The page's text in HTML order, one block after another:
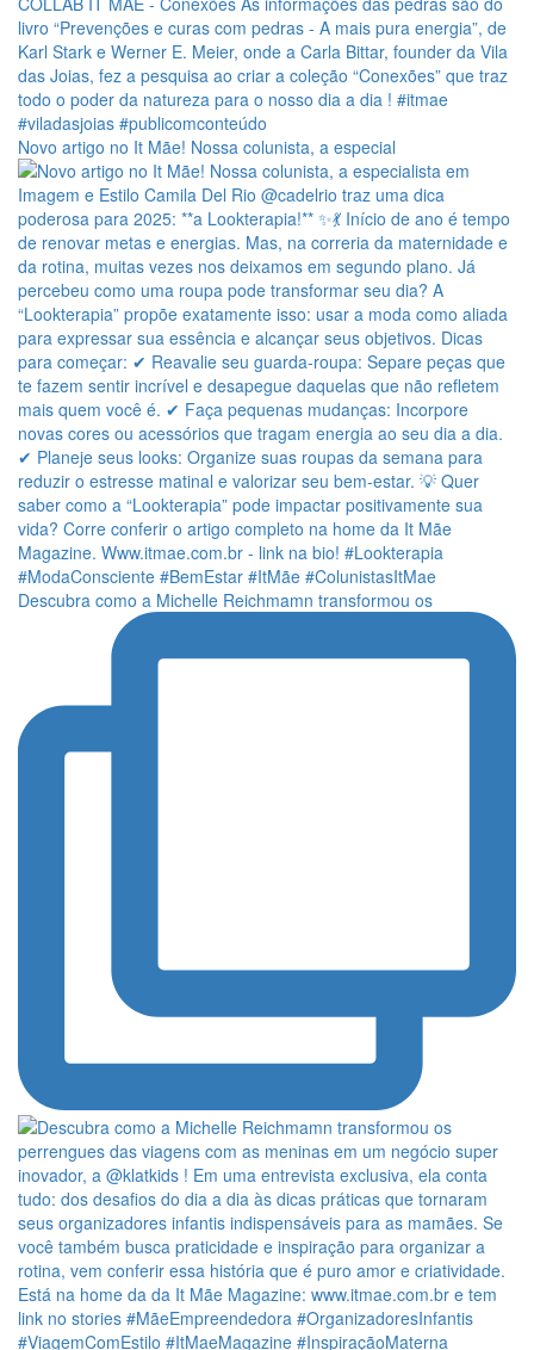
Novo artigo no It Mãe! Nossa colunista, a especial
Descubra como a Michelle Reichmamn transformou os